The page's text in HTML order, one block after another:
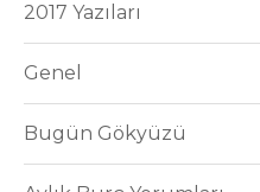
2017 Yazıları
Genel
Bugün Gökyüzü